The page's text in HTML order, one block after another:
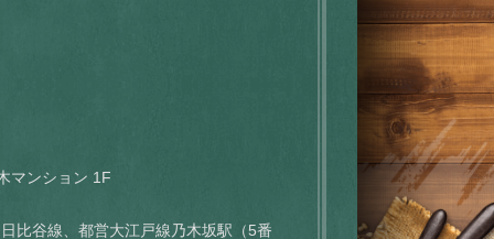
マンション 1F
比谷線、都営大江戸線乃木坂駅（5番